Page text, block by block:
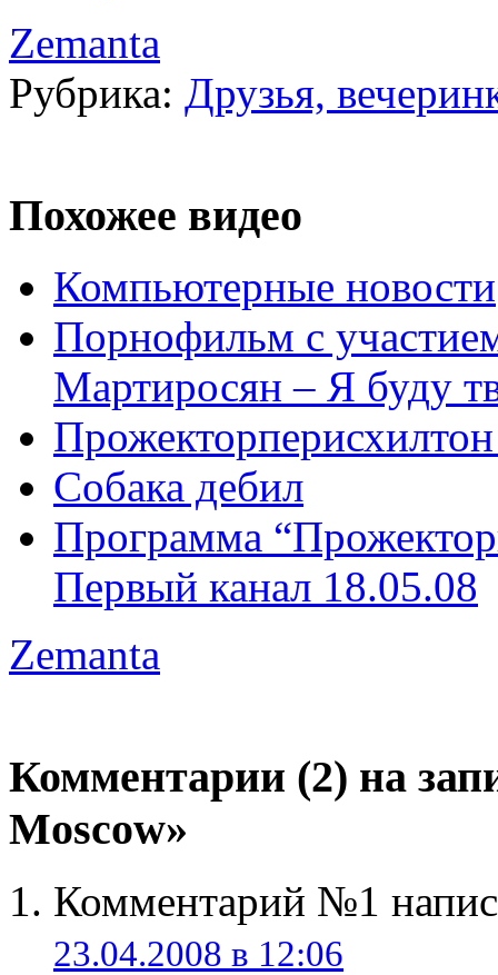
Zemanta
Рубрика: Друзья,
Похожее видео
Компьютерные новости
Порнофильм с
Мартиросян – Я буду
Собака дебил
Программа
Первый канал 18.05.08
Zemanta
Комментарии (2) на
Moscow»
Комментарий №1
23.04.2008 в 12:06